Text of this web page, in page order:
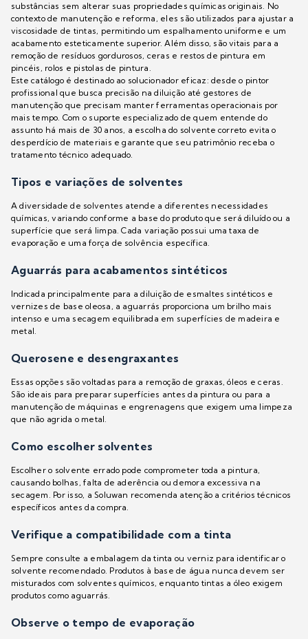
substâncias sem alterar suas propriedades químicas originais. No
contexto de manutenção e reforma, eles são utilizados para ajustar a
viscosidade de tintas, permitindo um espalhamento uniforme e um
acabamento esteticamente superior. Além disso, são vitais para a
remoção de resíduos gordurosos, ceras e restos de pintura em
pincéis, rolos e pistolas de pintura.
Este catálogo é destinado ao solucionador eficaz: desde o pintor
profissional que busca precisão na diluição até gestores de
manutenção que precisam manter ferramentas operacionais por
mais tempo. Com o suporte especializado de quem entende do
assunto há mais de 30 anos, a escolha do solvente correto evita o
desperdício de materiais e garante que seu patrimônio receba o
tratamento técnico adequado.
Tipos e variações de solventes
A diversidade de solventes atende a diferentes necessidades
químicas, variando conforme a base do produto que será diluído ou a
superfície que será limpa. Cada variação possui uma taxa de
evaporação e uma força de solvência específica.
Aguarrás para acabamentos sintéticos
Indicada principalmente para a diluição de esmaltes sintéticos e
vernizes de base oleosa, a aguarrás proporciona um brilho mais
intenso e uma secagem equilibrada em superfícies de madeira e
metal.
Querosene e desengraxantes
Essas opções são voltadas para a remoção de graxas, óleos e ceras.
São ideais para preparar superfícies antes da pintura ou para a
manutenção de máquinas e engrenagens que exigem uma limpeza
que não agrida o metal.
Como escolher solventes
Escolher o solvente errado pode comprometer toda a pintura,
causando bolhas, falta de aderência ou demora excessiva na
secagem. Por isso, a Soluwan recomenda atenção a critérios técnicos
específicos antes da compra.
Verifique a compatibilidade com a tinta
Sempre consulte a embalagem da tinta ou verniz para identificar o
solvente recomendado. Produtos à base de água nunca devem ser
misturados com solventes químicos, enquanto tintas a óleo exigem
produtos como aguarrás.
Observe o tempo de evaporação